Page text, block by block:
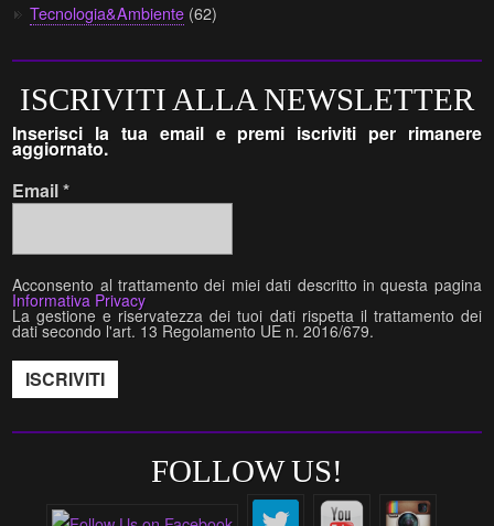
Tecnologia&Ambiente (62)
ISCRIVITI ALLA NEWSLETTER
Inserisci la tua email e premi iscriviti per rimanere
aggiornato.
Email*
Acconsento al trattamento dei miei dati descritto in questa pagina
Informativa Privacy
La gestione e riservatezza dei tuoi dati rispetta il trattamento dei
dati secondo l'art. 13 Regolamento UE n. 2016/679.
FOLLOW US!